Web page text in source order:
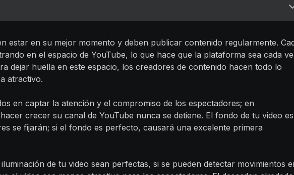
estar en su mejor momento y deben publicar contenido regularmente.
en el espacio de YouTube, lo que hace que la plataforma sea cada
dejar huella en este espacio, los creadores de contenido hacen todo lo
atractivo.
en captar la atención y el compromiso de los espectadores; en
crecer su canal de YouTube nunca se detiene. El fondo de tu video
se fijarán; si el fondo es perfecto, causará una excelente primera
de tu video sean perfectas, si se pueden detectar movimientos